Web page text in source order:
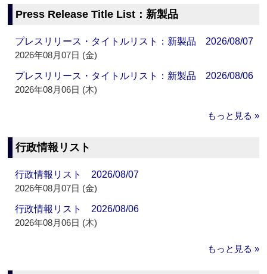
Press Release Title List：新製品
プレスリリース・タイトルリスト：新製品 2026/08/07
2026年08月07日 (金)
プレスリリース・タイトルリスト：新製品 2026/08/06
2026年08月06日 (木)
もっと見る »
行政情報リスト
行政情報リスト 2026/08/07
2026年08月07日 (金)
行政情報リスト 2026/08/06
2026年08月06日 (木)
もっと見る »